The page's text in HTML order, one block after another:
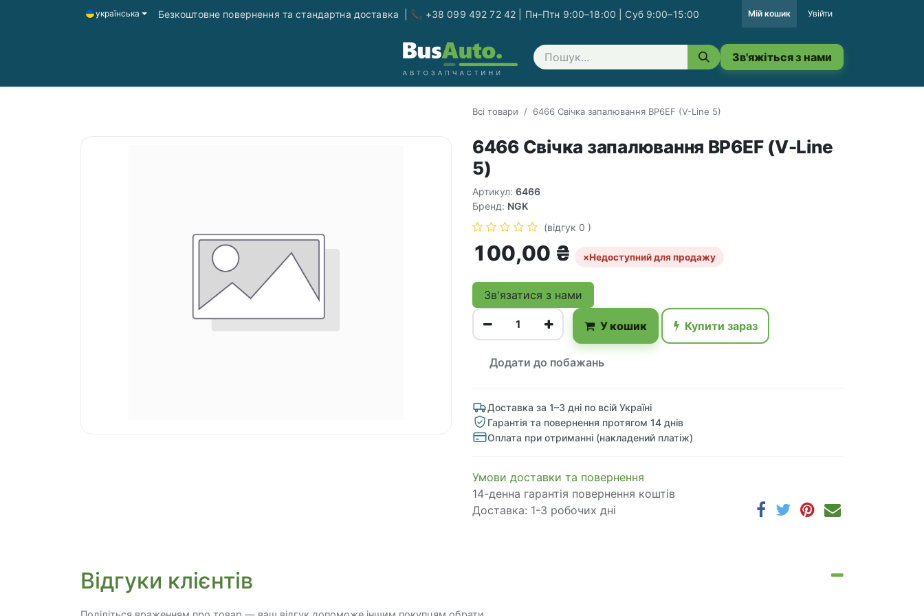
українська Безкоштовне повернення та стандартна доставка | 📞 +38 099 492 72 42 | Пн–Птн 9:00–18:00 | Суб 9:00–15:00 Мій кошик Увійти
Зв'яжіться з нами Зв'яжіться з нами
Всі товари 6466 Свічка запалювання BP6EF (V-Line 5)
6466 Свічка запалювання BP6EF (V-Line
5)
Артикул: 6466
Бренд: NGK
(відгук 0 )
100,00 ₴ ×Недоступний для продажу
Зв'язатися з нами
У кошик Купити зараз
Додати до побажань
Доставка за 1–3 дні по всій Україні
Гарантія та повернення протягом 14 днів
Оплата при отриманні (накладений платіж)
​​​​​​​​​​​​​​​​​​​​​​​​​​​​​​​​​​​​​​​​​​​​​​​​​​​​​​​​​​​​​​У​​м​о​в​​и​ д​ос​т​а​в​к​и ​т​а​ по​в​е​р​н​е​н​н​я
14-денна гарантія повернення коштів
Доставка: 1-3 робочих дні
Відгуки клієнтів